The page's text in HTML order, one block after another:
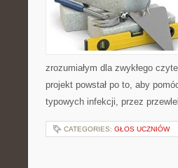
zrozumiałym dla zwykłego
projekt powstał po to, aby
typowych infekcji, przez
CATEGORIES: GŁOS UCZNIÓW